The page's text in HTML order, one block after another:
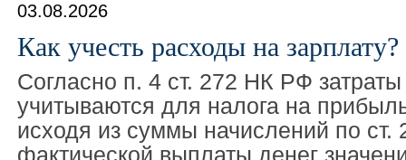
03.08.2026
Как учесть расходы на зарплату?
Согласно п. 4 ст. 272 НК РФ
учитываются для налога на
исходя из суммы начислений по
фактической выплаты денег